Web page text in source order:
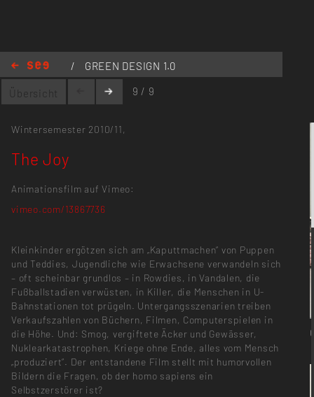
/
GREEN DESIGN 1.0
PROJEKTE
Übersicht
9 / 9
vimeo.com/13867736
Wintersemester 2010/11,
The Joy
Animationsfilm auf Vimeo:
vimeo.com/13867736
Kleinkinder ergötzen sich am „Kaputtmachen“ von Puppen
und Teddies, Jugendliche wie Erwachsene verwandeln sich
– oft scheinbar grundlos – in Rowdies, in Vandalen, die
Fußballstadien verwüsten, in Killer, die Menschen in U-
Bahnstationen tot prügeln. Untergangsszenarien treiben
Verkaufszahlen von Büchern, Filmen, Computerspielen in
die Höhe. Und: Smog, vergiftete Äcker und Gewässer,
Nuklearkatastrophen, Kriege ohne Ende, alles vom Mensch
„produziert“. Der entstandene Film stellt mit humorvollen
Bildern die Fragen, ob der homo sapiens ein
Selbstzerstörer ist?